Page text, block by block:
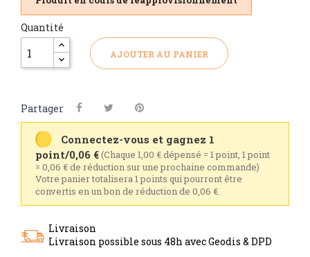
Quantité
AJOUTER AU PANIER
Partager
Connectez-vous et gagnez 1
point/0,06 €(Chaque 1,00 € dépensé = 1 point, 1 point
= 0,06 € de réduction sur une prochaine commande)
Votre panier totalisera 1 points qui pourront être
convertis en un bon de réduction de 0,06 €.
Livraison
Livraison possible sous 48h avec Geodis & DPD